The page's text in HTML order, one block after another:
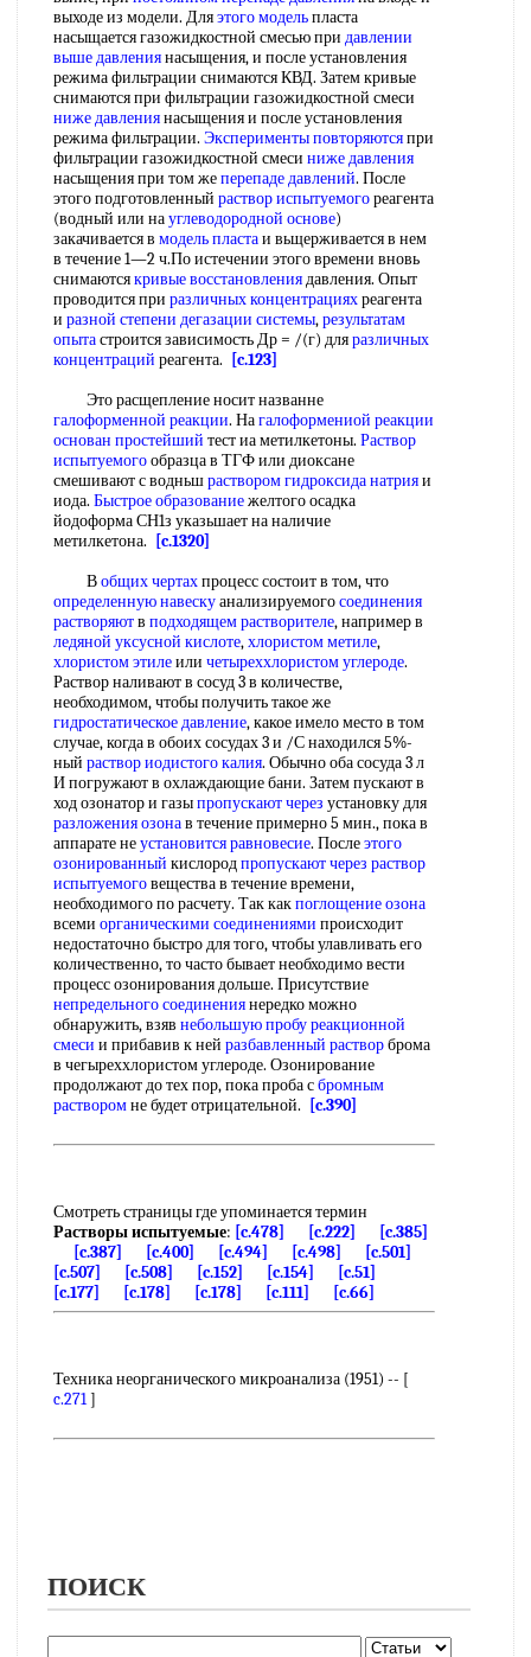
выходе из модели. Дляэтого модельпласта
насыщается газожидкостной смесью при давлении
выше давлениянасыщения, и после установления
режима фильтрации снимаются КВД. Затем кривые
снимаются при фильтрации газожидкостной смеси
ниже давлениянасыщения и после установления
режима фильтрации. Эксперименты повторяютсяпри
фильтрации газожидкостной смеси ниже давления
насыщения при том жеперепаде давлений. После
этого подготовленный раствор испытуемогореагента
(водный или науглеводородной основе)
закачивается в модель пластаи вьщерживается в нем
в течение 1—2 ч.По истечении этого времени вновь
снимаютсякривые восстановлениядавления. Опыт
проводится при различных концентрацияхреагента
и разной степени дегазации системы,результатам
опытастроится зависимость Др = /(г) дляразличных
концентраций реагента.
[c.123]
Это расщепление носит названне
галоформенной реакции. Нагалоформениой реакции
основан простейший тест иа метилкетоны. Раствор
испытуемогообразца в ТГФ или диоксане
смешивают с водньшраствором гидроксида натрияи
иода. Быстрое образованиежелтого осадка
йодоформа СН1з указьшает на наличие
метилкетона.
[c.1320]
Вобщих чертахпроцесс состоит в том, что
определенную навескуанализируемогосоединения
растворяютв подходящем растворителе, например в
ледяной уксусной кислоте,хлористом метиле,
хлористом этилеили четыреххлористом углероде.
Раствор наливают в сосуд 3 в количестве,
необходимом, чтобы получить такое же
гидростатическое давление, какое имело место в том
случае, когда в обоих сосудах 3 и /С находился 5%-
ный раствор иодистого калия. Обычно оба сосуда 3 л
И погружают в охлаждающие бани. Затем пускают в
ход озонатор и газыпропускают через установку для
разложения озонав течение примерно 5 мин., пока в
аппарате неустановится равновесие. Послеэтого
озонированный кислородпропускают через раствор
испытуемоговещества в течение времени,
необходимого по расчету. Так какпоглощение озона
всеми органическими соединениями происходит
недостаточно быстро для того, чтобы улавливать его
количественно, то часто бывает необходимо вести
процесс озонирования дольше. Присутствие
непредельного соединениянередко можно
обнаружить, взяв небольшую пробуреакционной
смеси и прибавив к ней разбавленный растворброма
в чегыреххлористом углероде. Озонирование
продолжают до тех пор, пока проба сбромным
растворомне будет отрицательной. [c.390]
Смотреть страницы где упоминается термин
Растворы испытуемые: [c.478] [c.222]
[c.385]
[c.387]
[c.400] [c.494] [c.498]
[c.501]
[c.507]
[c.508] [c.152] [c.154]
[c.51]
[c.177]
[c.178] [c.178] [c.111] [c.66]
Техника неорганического микроанализа (1951) -- [
c.271]
ПОИСК